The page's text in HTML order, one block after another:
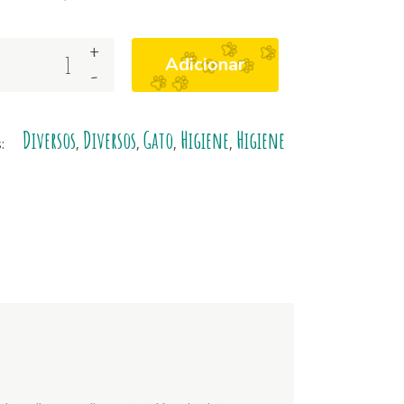
-
+ Adicionar
Diversos, Diversos, Gato, Higiene, Higiene